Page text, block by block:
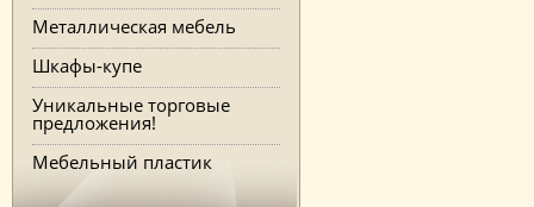
Металлическая мебель
Шкафы-купе
Уникальные торговые
предложения!
Мебельный пластик